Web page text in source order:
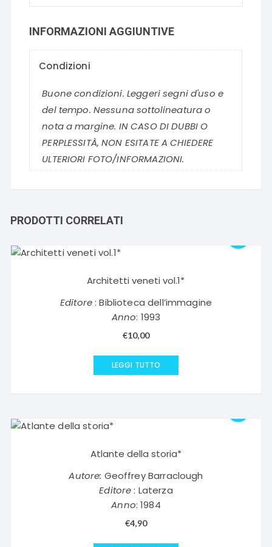
INFORMAZIONI AGGIUNTIVE
Condizioni
Buone condizioni. Leggeri segni d'uso e
del tempo. Nessuna sottolineatura o
nota a margine. IN CASO DI DUBBI O
PERPLESSITÀ, NON ESITATE A CHIEDERE
ULTERIORI FOTO/INFORMAZIONI.
PRODOTTI CORRELATI
Architetti veneti vol.1*
Editore: Biblioteca dell’immagine
Anno: 1993
€10,00
LEGGI TUTTO
Atlante della storia*
Autore: Geoffrey Barraclough
Editore: Laterza
Anno: 1984
€4,90